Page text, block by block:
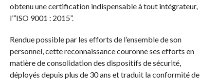
obtenu une certification indispensable à tout intégrateur,
l’”ISO 9001 : 2015”.
Rendue possible par les efforts de l’ensemble de son
personnel, cette reconnaissance couronne ses efforts en
matière de consolidation des dispositifs de sécurité,
déployés depuis plus de 30 ans et traduit la conformité de